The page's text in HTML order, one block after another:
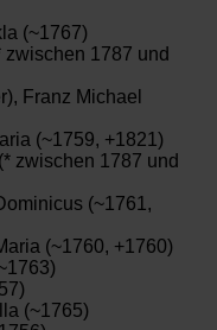
(~1767)
1787 und
Franz Michael
(~1759, +1821)
zwischen 1787 und
(~1761,
(~1760, +1760)
(~1765)